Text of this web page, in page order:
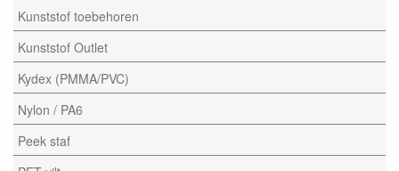
Kunststof toebehoren
Kunststof Outlet
Kydex (PMMA/PVC)
Nylon / PA6
Peek staf